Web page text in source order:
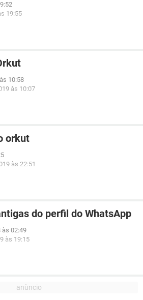
19:55
10:58
às 10:07
orkut
às 22:51
do perfil do WhatsApp
às 02:49
às 19:15